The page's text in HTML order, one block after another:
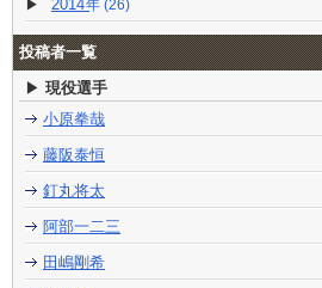
2014 (26)
投稿者一覧
現役選手
小原拳哉
藤阪泰恒
釘丸将太
阿部一二三
田嶋剛希